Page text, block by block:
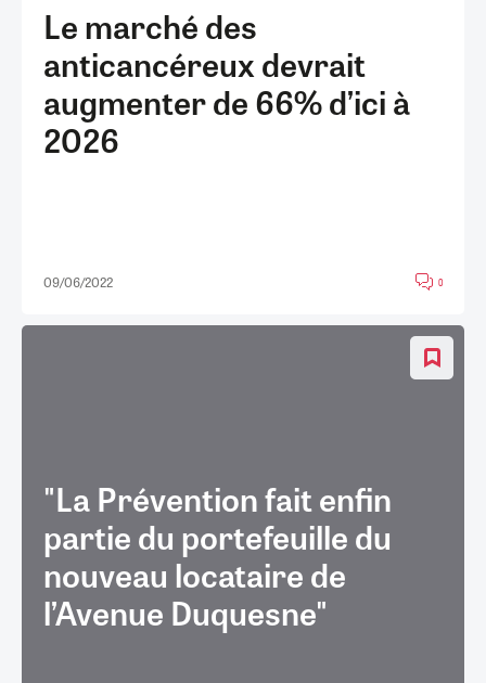
Le marché des
anticancéreux devrait
augmenter de 66% d’ici à
2026
09/06/2022 0
"La Prévention fait enfin
partie du portefeuille du
nouveau locataire de
l’Avenue Duquesne"